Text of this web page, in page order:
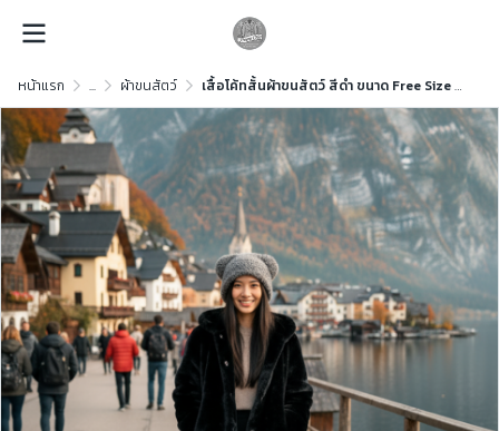
หน้าแรก ... ผ้าขนสัตว์ เสื้อโค้ทสั้นผ้าขนสัตว์ สีดำ ขนาด Free Size ผ้าขนสัตว์ สีดำ ขนาด Free Size ผ้าขนสัตว์ สีดำ ขนาด Free Size